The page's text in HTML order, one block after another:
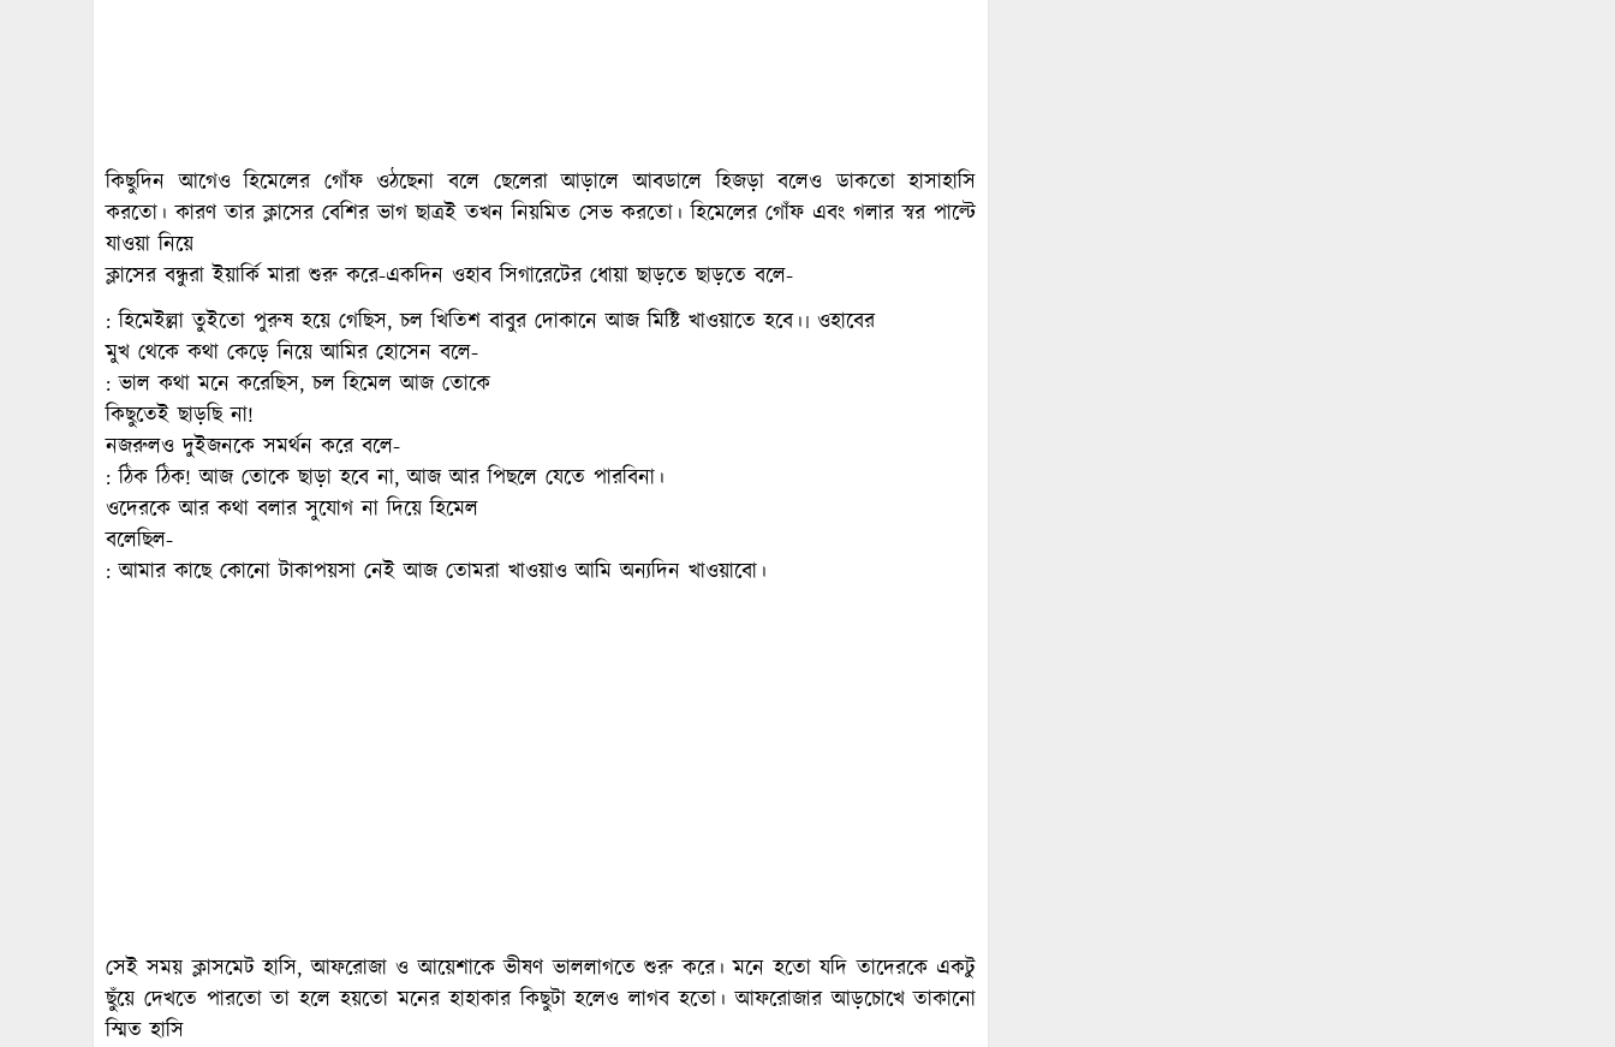
কিছুদিন আগেও হিমেলের গোঁফ ওঠছেনা বলে ছেলেরা আড়ালে আবডালে হিজড়া বলেও ডাকতো হাসাহাসি
করতো। কারণ তার ক্লাসের বেশির ভাগ ছাত্রই তখন নিয়মিত সেভ করতো। হিমেলের গোঁফ এবং গলার স্বর পাল্টে
যাওয়া নিয়ে
ক্লাসের বন্ধুরা ইয়ার্কি মারা শুরু করে-একদিন ওহাব সিগারেটের ধোয়া ছাড়তে ছাড়তে বলে-
: হিমেইল্লা তুইতো পুরুষ হয়ে গেছিস, চল খিতিশ বাবুর দোকানে আজ মিষ্টি খাওয়াতে হবে।৷ ওহাবের
মুখ থেকে কথা কেড়ে নিয়ে আমির হোসেন বলে-
: ভাল কথা মনে করেছিস, চল হিমেল আজ তোকে
কিছুতেই ছাড়ছি না!
নজরুলও দুইজনকে সমর্থন করে বলে-
: ঠিক ঠিক! আজ তোকে ছাড়া হবে না, আজ আর পিছলে যেতে পারবিনা।
ওদেরকে আর কথা বলার সুযোগ না দিয়ে হিমেল
বলেছিল-
: আমার কাছে কোনো টাকাপয়সা নেই আজ তোমরা খাওয়াও আমি অন্যদিন খাওয়াবো।
সেই সময় ক্লাসমেট হাসি, আফরোজা ও আয়েশাকে ভীষণ ভাললাগতে শুরু করে। মনে হতো যদি তাদেরকে একটু
ছুঁয়ে দেখতে পারতো তা হলে হয়তো মনের হাহাকার কিছুটা হলেও লাগব হতো। আফরোজার আড়চোখে তাকানো
স্মিত হাসি